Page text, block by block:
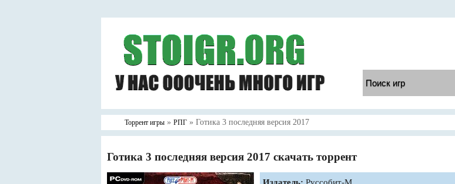
Торрент игры » РПГ » Готика 3 последняя версия 2017
Готика 3 последняя версия 2017 скачать торрент